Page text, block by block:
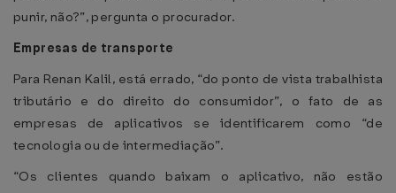
punir, não?”, pergunta o procurador.
Empresas de transporte
Para Renan Kalil, está errado, “do ponto de vista trabalhista
tributário e do direito do consumidor”, o fato de as
empresas de aplicativos se identificarem como “de
tecnologia ou de intermediação”.
“Os clientes quando baixam o aplicativo, não estão